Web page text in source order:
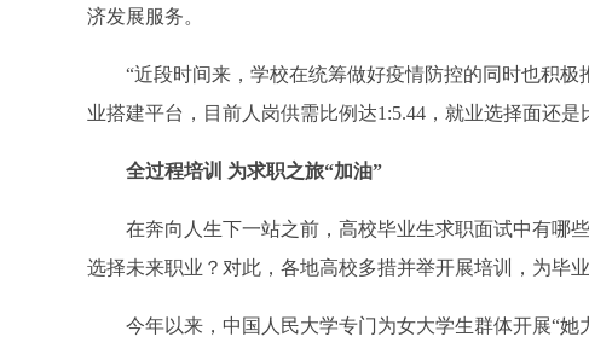
济发展服务。
“近段时间来，学校在统筹做好疫情防控的同时也积极
业搭建平台，目前人岗供需比例达1:5.44，就业选择面还是
全过程培训 为求职之旅“加油”
在奔向人生下一站之前，高校毕业生求职面试中有哪
选择未来职业？对此，各地高校多措并举开展培训，为毕业
今年以来，中国人民大学专门为女大学生群体开展“她